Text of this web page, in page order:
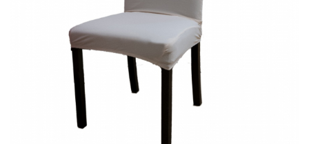
Lenjerii Pat Imprimeu 5D cu Elastic
Cearceaf cu Elastic pat 1 Persoana
Cearceaf cu Elastic pat 2 Persoane
Lenjerii Pat Inimi Brodate
Lenjerii Pat, Bumbac-Finet
Premium, 1 Persoana